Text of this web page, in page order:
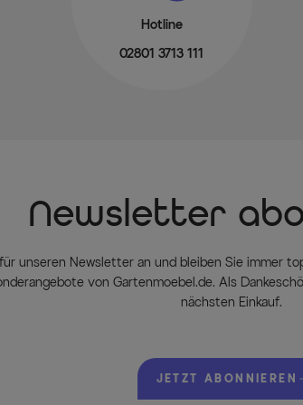
Hotline
02801 3713 111
Newsletter
unseren Newsletter an und bleiben Sie immer
von Gartenmoebel.de. Als
nächsten Einkauf.
JETZT ABONNIEREN